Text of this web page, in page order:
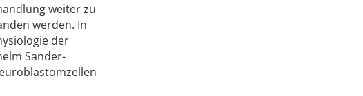
weiter zu
werden. In
der
Sander-